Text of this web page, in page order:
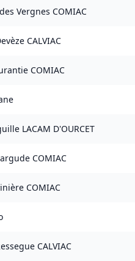
Vergnes COMIAC
CALVIAC
COMIAC
LACAM D'OURCET
COMIAC
COMIAC
CALVIAC